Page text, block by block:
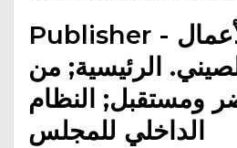
Publisher - مجلس الأعمال
الرئيسية; من
ومستقبل; النظام
الداخلي للمجلس